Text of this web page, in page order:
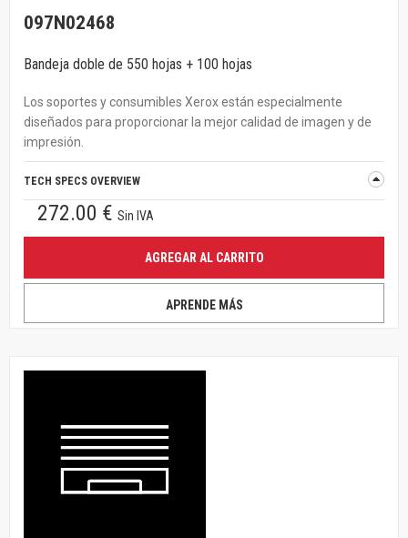
097N02468
Bandeja doble de 550 hojas + 100 hojas
Los soportes y consumibles Xerox están especialmente
diseñados para proporcionar la mejor calidad de imagen y de
impresión.
TECH SPECS OVERVIEW
272.00 € Sin IVA
AGREGAR AL CARRITO
APRENDE MÁS